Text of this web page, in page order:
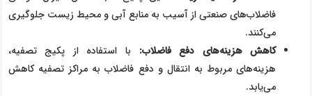
فاضلاب‌های صنعتی از آسیب به منابع آبی و محیط زیست جلوگیری
می‌کنند.
کاهش هزینه‌های دفع فاضلاب: با استفاده از پکیج تصفیه،
هزینه‌های مربوط به انتقال و دفع فاضلاب به مراکز تصفیه کاهش
می‌یابد.